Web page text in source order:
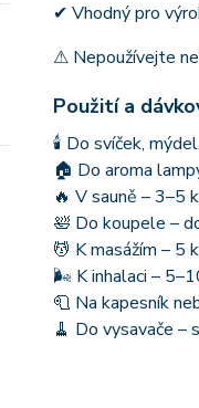
✔ Vhodný pro
⚠ Nepoužívejte
Použití a
🕯 Do svíček,
🏠 Do aroma
🔥 V sauně – 3–5
🛀 Do koupele –
💆 K masážím –
🌬 K inhalaci –
🧻 Na kapesník
🧹 Do vysavače